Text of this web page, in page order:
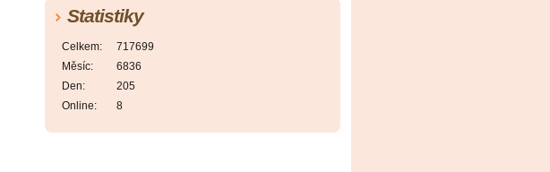
Statistiky
Online: 8
Celkem:
717699
Měsíc:
6836
Den:
205